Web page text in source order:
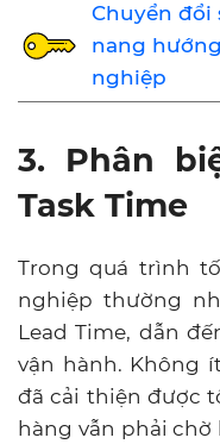
Chuyển đổi
nang
nghiệp
3. Phân
Task Time
Trong quá trình
nghiệp thường
Lead Time, dẫn
vận hành. Không
đã cải thiện được
hàng vẫn phải chờ